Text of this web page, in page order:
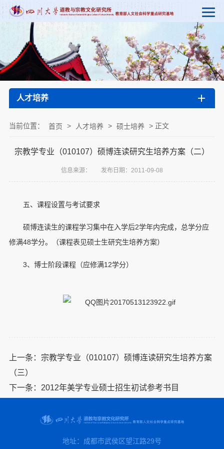
人才培养
当前位置： 首页 > 人才培养 > 硕士培养 > 正文
宗教学专业（010107）硕博连读研究生培养方案（二）
信息来源： 发布日期：2011-09-08
五、课程设置与考试要求
硕博连读生的课程学习集中在入学后2学年内完成，总学分应
修满48学分。（课程表见硕士生研究生培养方案）
3、博士阶段课程（应修满12学分）
上一条： 宗教学专业（010107）硕博连读研究生培养方案
（三）
下一条： 2012年美学专业硕士招生初试参考书目
地址：成都市武侯区望江路29号